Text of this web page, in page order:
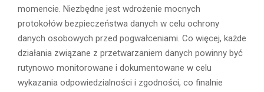
momencie. Niezbędne jest wdrożenie mocnych
protokołów bezpieczeństwa danych w celu ochrony
danych osobowych przed pogwałceniami. Co więcej, każde
działania związane z przetwarzaniem danych powinny być
rutynowo monitorowane i dokumentowane w celu
wykazania odpowiedzialności i zgodności, co finalnie